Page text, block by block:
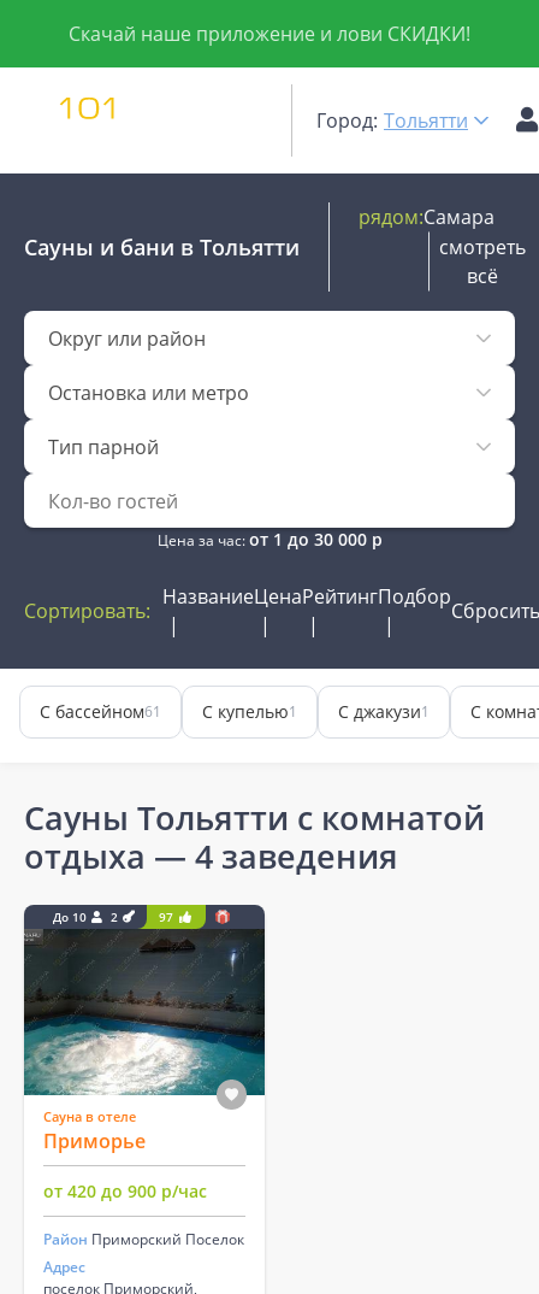
Скачай наше приложение и лови СКИДКИ!
Город: Тольятти
Сауны и бани в Тольятти
рядом:Самара
смотреть
всё
Округ или район
Остановка или метро
Тип парной
Цена за час:от 1 до 30 000р
Сортировать:
НазваниеЦенаРейтингПодбор
Сбросить
С бассейном61 С купелью1 С джакузи1 С
Сауны Тольятти с комнатой
отдыха — 4 заведения
До 10 2 97
Сауна в отеле
Приморье
от 420 до 900 р/час
Район Приморский Поселок
Адрес
поселок Приморский,